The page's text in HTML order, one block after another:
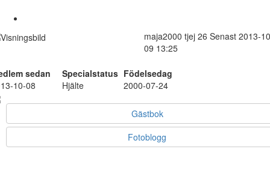
maja2000 tjej 26 Senast 2013-
09 13:25
sedan Specialstatus Födelsedag
10-08
Hjälte 2000-07-24
Gästbok
Fotoblogg